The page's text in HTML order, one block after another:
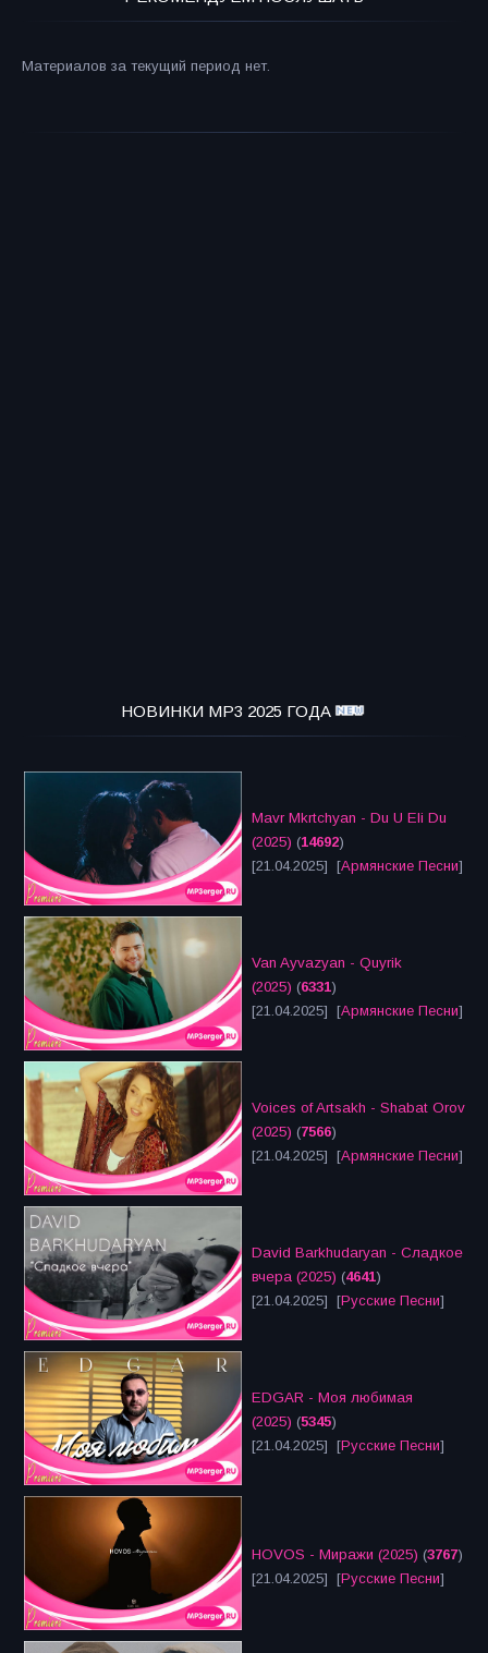
Материалов за текущий период нет.
НОВИНКИ MP3 2025 ГОДА
Mavr Mkrtchyan - Du U Eli Du
(2025) (14692)
[21.04.2025] [Армянские Песни]
Van Ayvazyan - Quyrik
(2025) (6331)
[21.04.2025] [Армянские Песни]
Voices of Artsakh - Shabat Orov
(2025) (7566)
[21.04.2025] [Армянские Песни]
David Barkhudaryan - Сладкое
вчера (2025) (4641)
[21.04.2025] [Русские Песни]
EDGAR - Моя любимая
(2025) (5345)
[21.04.2025] [Русские Песни]
HOVOS - Миражи (2025) (3767)
[21.04.2025] [Русские Песни]